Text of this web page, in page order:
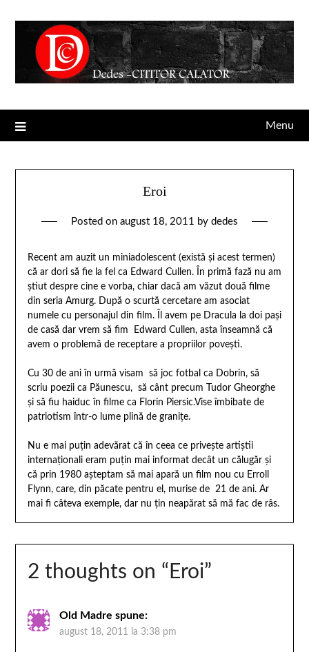
Menu
Eroi
Posted on august 18, 2011 by dedes
Recent am auzit un miniadolescent (există şi acest termen)
că ar dori să fie la fel ca Edward Cullen. În primă fază nu am
ştiut despre cine e vorba, chiar dacă am văzut două filme
din seria Amurg. După o scurtă cercetare am asociat
numele cu personajul din film. Îl avem pe Dracula la doi paşi
de casă dar vrem să fim Edward Cullen, asta înseamnă că
avem o problemă de receptare a propriilor poveşti.
Cu 30 de ani în urmă visam să joc fotbal ca Dobrin, să
scriu poezii ca Păunescu, să cânt precum Tudor Gheorghe
şi să fiu haiduc în filme ca Florin Piersic.Vise îmbibate de
patriotism într-o lume plină de graniţe.
Nu e mai puţin adevărat că în ceea ce priveşte artiştii
internaţionali eram puţin mai informat decât un călugăr şi
că prin 1980 aşteptam să mai apară un film nou cu Erroll
Flynn, care, din păcate pentru el, murise de 21 de ani. Ar
mai fi câteva exemple, dar nu ţin neapărat să mă fac de râs.
2 thoughts on “ Eroi”
Old Madre spune:
august 18, 2011 la 3:38 pm